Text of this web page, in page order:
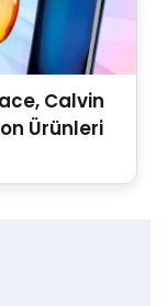
Calvin
Ürünleri